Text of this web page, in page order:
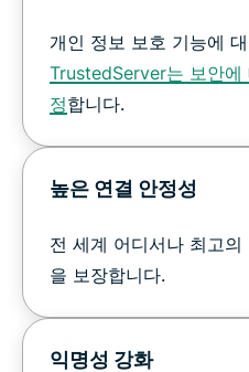
개인 정보 보호 기능에
TrustedServer는 보안에
정합니다.
높은 연결 안정성
전 세계 어디서나 최고
을 보장합니다.
익명성 강화